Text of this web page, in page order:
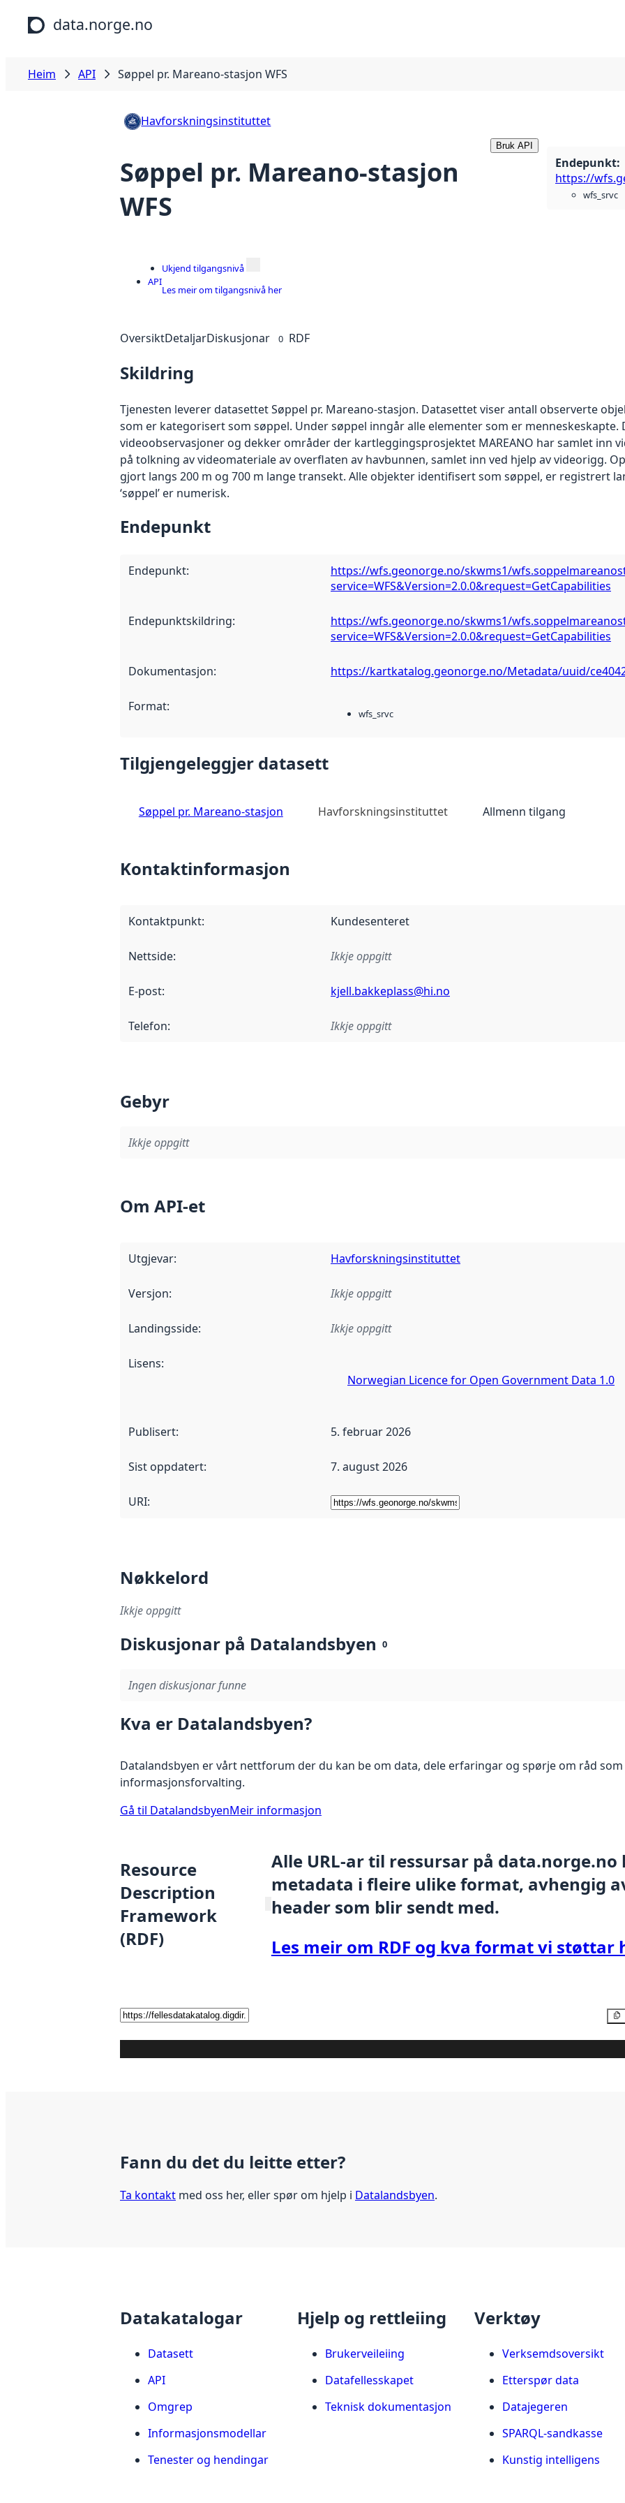
Hopp til hovudinnhald
data.norge.no
Heim API Søppel pr. Mareano-stasjon WFS
Havforskningsinstituttet
Søppel pr. Mareano-stasjon
WFS
Bruk API
Endepunkt:
wfs_srvc
API
Ukjend tilgangsnivå
Les meir om tilgangsnivå her
OversiktDetaljarDiskusjonar 0 RDF
Skildring
Tjenesten leverer datasettet Søppel pr. Mareano-stasjon. Datasettet viser antall observerte
som er kategorisert som søppel. Under søppel inngår alle elementer som er menneskeskapte.
videoobservasjoner og dekker områder der kartleggingsprosjektet MAREANO har samlet inn
på tolkning av videomateriale av overflaten av havbunnen, samlet inn ved hjelp av videorigg.
gjort langs 200 m og 700 m lange transekt. Alle objekter identifisert som søppel, er registrert
‘søppel’ er numerisk.
Endepunkt
Endepunkt:
https://wfs.geonorge.no/skwms1/
service=WFS&Version=2.0.0&request=GetCapabilities
Endepunktskildring:
https://wfs.geonorge.no/skwms1/
service=WFS&Version=2.0.0&request=GetCapabilities
Dokumentasjon: https://kartkatalog.geonorge.no/Metadata/uuid/
Format: wfs_srvc
Tilgjengeleggjer datasett
Søppel pr. Mareano-stasjon Havforskningsinstituttet Allmenn tilgang
Kontaktinformasjon
Kontaktpunkt: Kundesenteret
Nettside: Ikkje oppgitt
E-post: kjell.bakkeplass@hi.no
Telefon: Ikkje oppgitt
Gebyr
Ikkje oppgitt
Om API-et
Utgjevar: Havforskningsinstituttet
Versjon: Ikkje oppgitt
Landingsside: Ikkje oppgitt
Lisens:
Norwegian Licence for Open Government Data 1.0
Publisert: 5. februar 2026
Sist oppdatert: 7. august 2026
URI:
Nøkkelord
Ikkje oppgitt
Diskusjonar på Datalandsbyen 0
Ingen diskusjonar funne
Kva er Datalandsbyen?
Datalandsbyen er vårt nettforum der du kan be om data, dele erfaringar og spørje om råd
informasjonsforvalting.
Gå til DatalandsbyenMeir informasjon
Resource
Description
Framework
(RDF)
Alle URL-ar til ressursar på data.norge.no
metadata i fleire ulike format, avhengig
header som blir sendt med.
Les meir om RDF og kva format vi støttar
Fann du det du leitte etter?
Ta kontakt med oss her, eller spør om hjelp i Datalandsbyen.
Datakatalogar
Datasett
API
Omgrep
Informasjonsmodellar
Tenester og hendingar
Hjelp og rettleiing
Brukerveileiing
Datafellesskapet
Teknisk dokumentasjon
Verktøy
Verksemdsoversikt
Etterspør data
Datajegeren
SPARQL-sandkasse
Kunstig intelligens